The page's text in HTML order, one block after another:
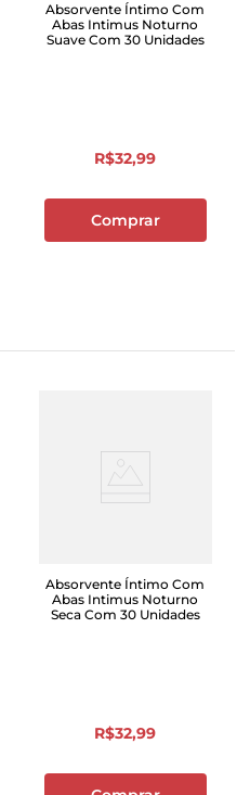
Absorvente Íntimo Com
Abas Intimus Noturno
Suave Com 30 Unidades
R$32,99
Comprar
Absorvente Íntimo Com
Abas Intimus Noturno
Seca Com 30 Unidades
R$32,99